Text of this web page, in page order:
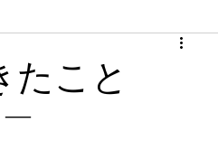
roumaのランチとおいしいレシピ
こと
―